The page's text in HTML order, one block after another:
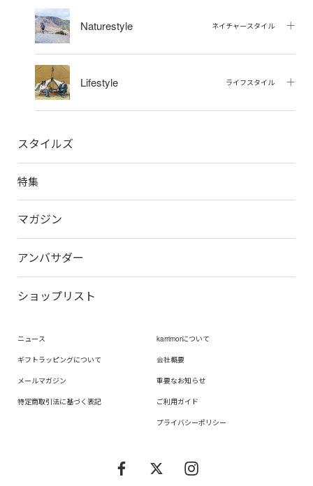
Naturestyle ネイチャースタイル
Lifestyle ライフスタイル
スタイルズ
特集
マガジン
アンバサダー
ショップリスト
ニュース
ギフトラッピングについて
メールマガジン
特定商取引法に基づく表記
karrimorについて
会社概要
重要なお知らせ
ご利用ガイド
プライバシーポリシー